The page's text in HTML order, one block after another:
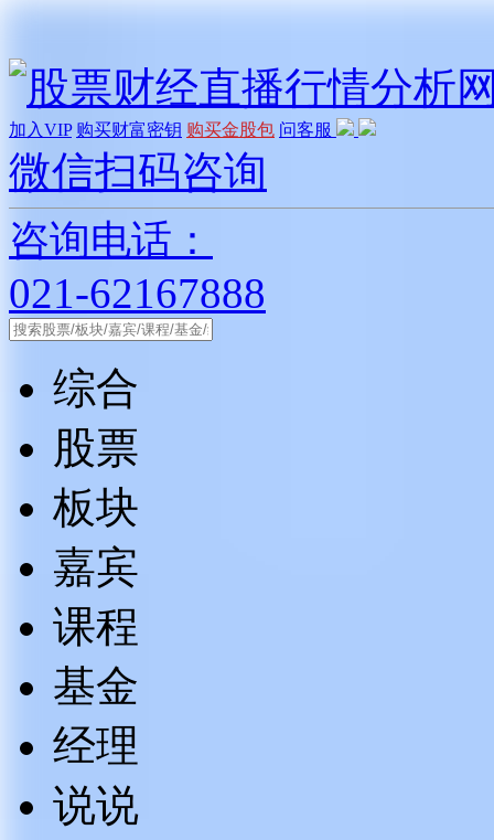
加入VIP 购买财富密钥 购买金股包 问客服
微信扫码咨询
咨询电话：
021-62167888
综合
股票
板块
嘉宾
课程
基金
经理
说说